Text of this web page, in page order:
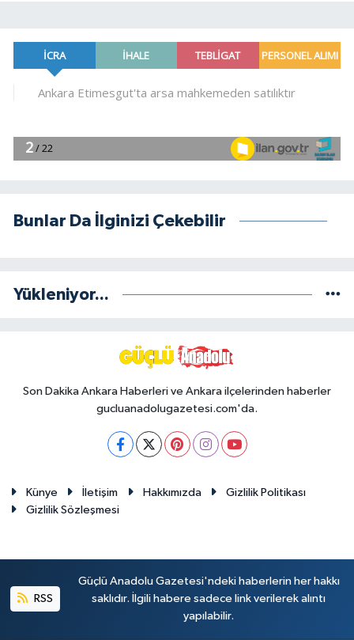
Bunlar Da İlginizi Çekebilir
Yükleniyor...
Son Dakika Ankara Haberleri ve Ankara ilçelerinden haberler
gucluanadolugazetesi.com'da.
Künye İletişim Hakkımızda
Gizlilik Politikası
Gizlilik Sözleşmesi
RSS
Güçlü Anadolu Gazetesi'ndeki haberlerin her hakkı
saklıdır. İlgili habere sadece link verilerek alıntı
yapılabilir.